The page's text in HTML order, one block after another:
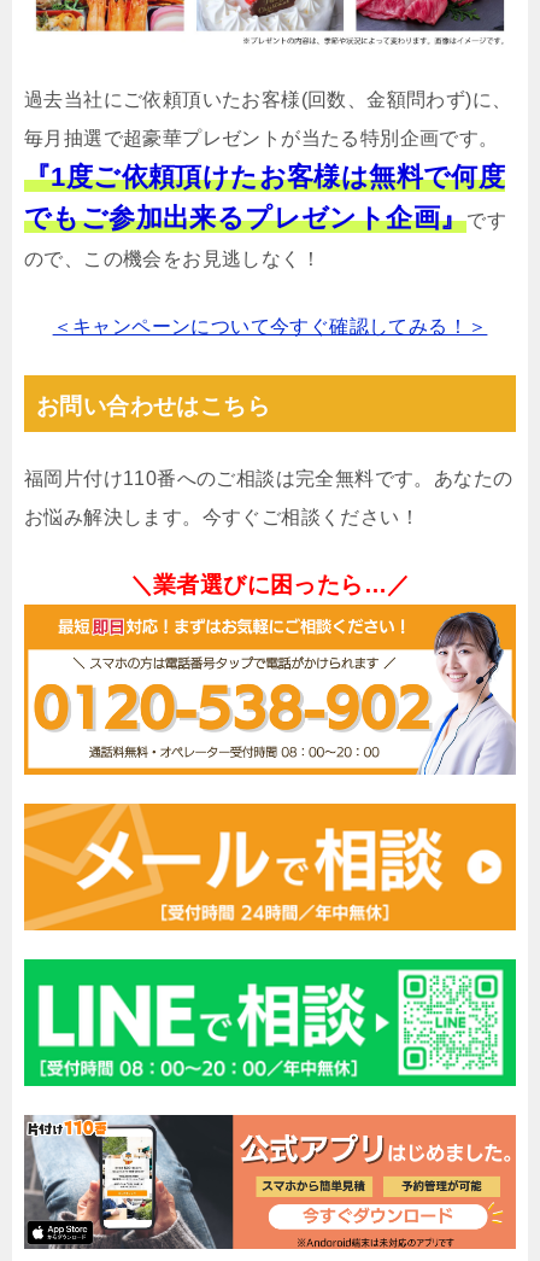
過去当社にご依頼頂いたお客様(回数、金額問わず)に、
毎月抽選で超豪華プレゼントが当たる特別企画です。
『1度ご依頼頂けたお客様は無料で何度
でもご参加出来るプレゼント企画』です
ので、この機会をお見逃しなく！
＜キャンペーンについて今すぐ確認してみる！＞
お問い合わせはこちら
福岡片付け110番へのご相談は完全無料です。あなたの
お悩み解決します。今すぐご相談ください！
＼業者選びに困ったら…／